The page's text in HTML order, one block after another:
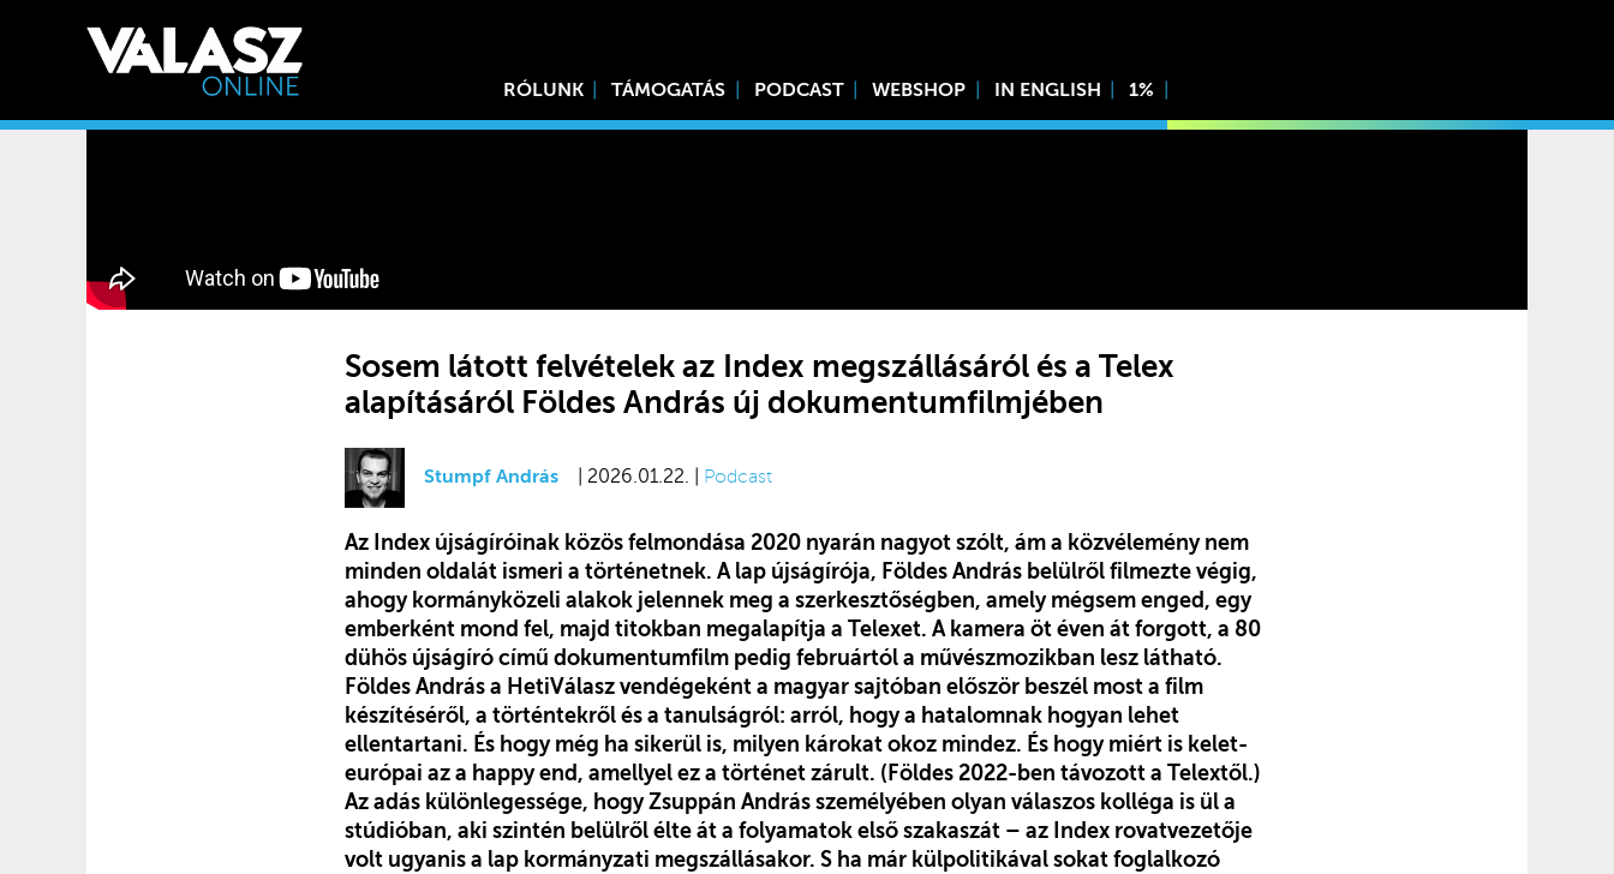
RÓLUNK TÁMOGATÁS PODCAST WEBSHOP IN ENGLISH 1%
Sosem látott felvételek az Index megszállásáról és a Telex
alapításáról Földes András új dokumentumfilmjében
Stumpf András | 2026.01.22. | Podcast
Az Index újságíróinak közös felmondása 2020 nyarán nagyot szólt, ám a közvélemény nem
minden oldalát ismeri a történetnek. A lap újságírója, Földes András belülről filmezte végig,
ahogy kormányközeli alakok jelennek meg a szerkesztőségben, amely mégsem enged, egy
emberként mond fel, majd titokban megalapítja a Telexet. A kamera öt éven át forgott, a 80
dühös újságíró című dokumentumfilm pedig februártól a művészmozikban lesz látható.
Földes András a HetiVálasz vendégeként a magyar sajtóban először beszél most a film
készítéséről, a történtekről és a tanulságról: arról, hogy a hatalomnak hogyan lehet
ellentartani. És hogy még ha sikerül is, milyen károkat okoz mindez. És hogy miért is kelet-
európai az a happy end, amellyel ez a történet zárult. (Földes 2022-ben távozott a Telextől.)
Az adás különlegessége, hogy Zsuppán András személyében olyan válaszos kolléga is ül a
stúdióban, aki szintén belülről élte át a folyamatok első szakaszát – az Index rovatvezetője
volt ugyanis a lap kormányzati megszállásakor. S ha már külpolitikával sokat foglalkozó